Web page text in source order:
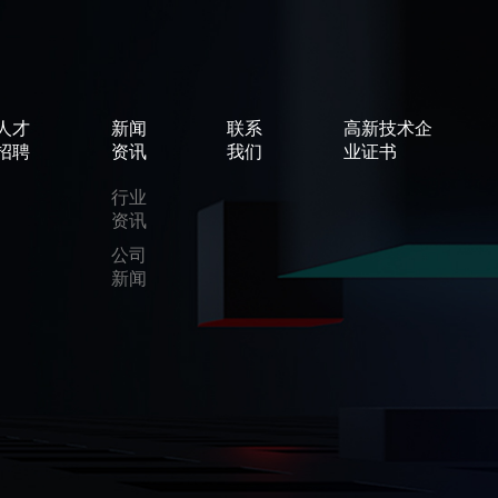
才
聘
新闻
资讯
行业
资讯
公司
新闻
联系
我们
高新技术企
业证书